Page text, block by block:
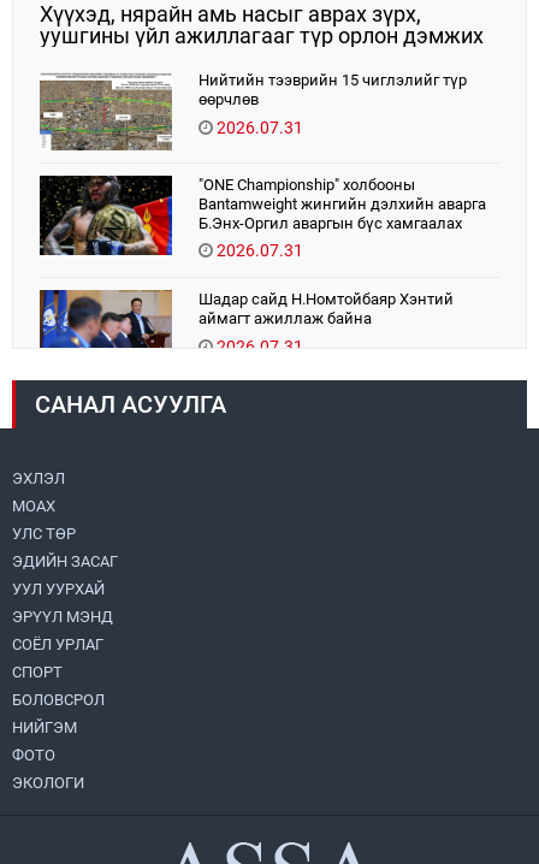
Хүүхэд, нярайн амь насыг аврах зүрх,
уушгины үйл ажиллагааг түр орлон дэмжих
Нийтийн тээврийн 15 чиглэлийг түр
өөрчлөв
2026.07.31
"ONE Championship" холбооны
Bantamweight жингийн дэлхийн аварга
Б.Энх-Оргил аваргын бүс хамгаалах
тулаанаа өнөөдөр хийнэ.
2026.07.31
Шадар сайд Н.Номтойбаяр Хэнтий
аймагт ажиллаж байна
2026.07.31
Авто зам шинээр барина
Ирэх 10 хоногийн цаг агаарын
САНАЛ АСУУЛГА
ЭХЛЭЛ
МОАХ
УЛС ТӨР
ЭДИЙН ЗАСАГ
УУЛ УУРХАЙ
ЭРҮҮЛ МЭНД
СОЁЛ УРЛАГ
СПОРТ
БОЛОВСРОЛ
НИЙГЭМ
ФОТО
ЭКОЛОГИ